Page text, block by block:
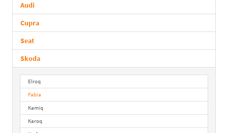
Audi
Cupra
Seat
Skoda
Elroq
Fabia
Kamiq
Karoq